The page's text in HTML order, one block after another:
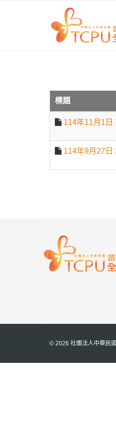
首頁 法規與
標題
114年11月1日
114年9月27日
© 2026 社團法人中華民